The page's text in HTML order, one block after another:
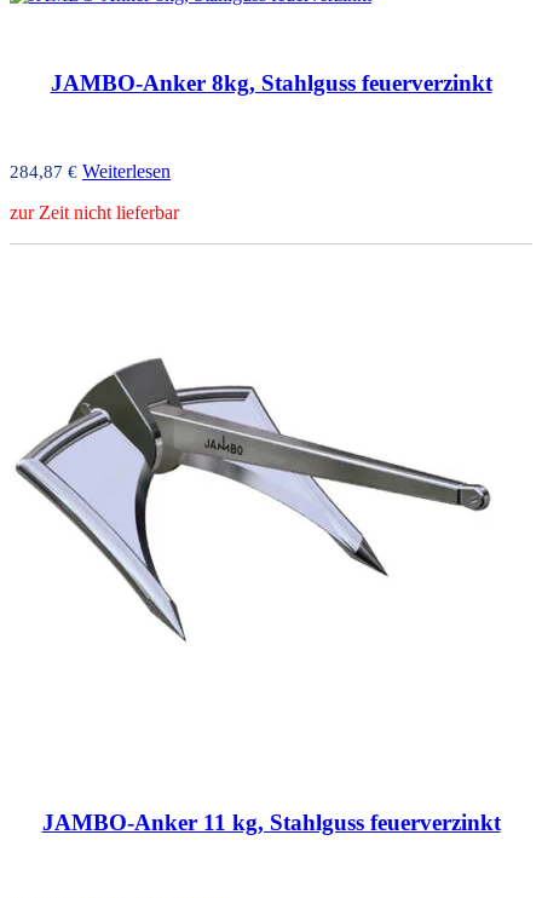
JAMBO-Anker 8kg, Stahlguss feuerverzinkt
284,87 € Weiterlesen
zur Zeit nicht lieferbar
JAMBO-Anker 11 kg, Stahlguss feuerverzinkt